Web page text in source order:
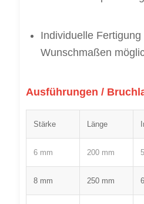
Individuelle Fertigung
Wunschmaßen
Ausführungen /
Stärke Länge
6 mm 200 mm
8 mm 250 mm